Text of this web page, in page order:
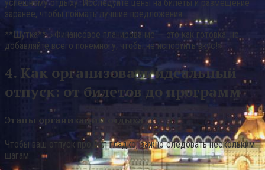
успешному отдыху. Исследуйте цены на билеты и размещение
заранее, чтобы поймать лучшие предложения.
**Шутка**: «Финансовое планирование — это как готовка: не
добавляйте всего понемногу, чтобы не испортить вкус!»
4. Как организовать идеальный
отпуск: от билетов до программ
Этапы организации отдыха
Чтобы ваш отпуск прошел гладко, важно следовать нескольким
шагам: